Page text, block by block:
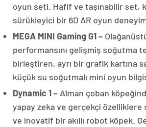
oyun seti. Hafif ve taşınabilir set,
sürükleyici bir 6D AR oyun
MEGA MINI Gaming G1 –
performansını gelişmiş soğutma
birleştiren, ayrı bir grafik kartına
küçük su soğutmalı mini oyun
Dynamic 1 – Alman çoban
yapay zeka ve gerçekçi özelliklere
ve inovatif bir akıllı robot köpek.